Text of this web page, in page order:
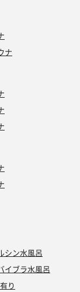
ナ
シン水風呂
イブラ水風呂
り